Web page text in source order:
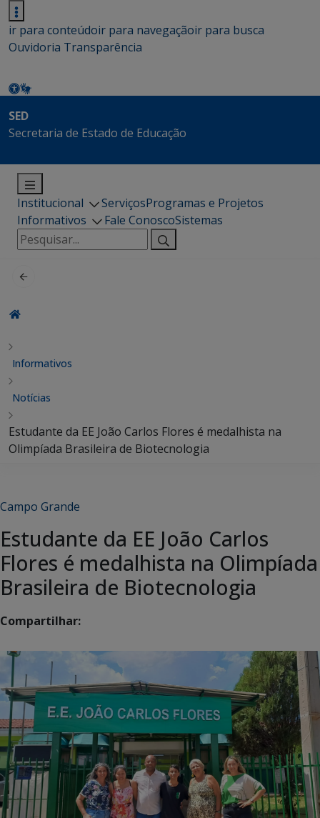
ir para conteúdoir para navegaçãoir para busca
Ouvidoria Transparência
SED
Secretaria de Estado de Educação
Institucional ServiçosProgramas e Projetos
Informativos
Fale ConoscoSistemas
Pesquisar
por:
Informativos
Notícias
Estudante da EE João Carlos Flores é medalhista na
Olimpíada Brasileira de Biotecnologia
Campo Grande
Estudante da EE João Carlos
Flores é medalhista na Olimpíada
Brasileira de Biotecnologia
Compartilhar: